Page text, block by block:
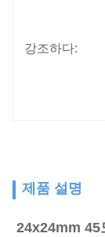
강조하다:
제품 설명
24x24mm 45